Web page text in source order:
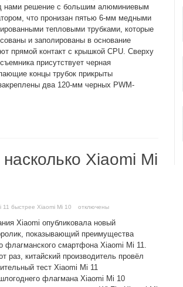
нами решение с большим алюминиевым
что пронизан пятью 6-мм медными
тепловыми трубками, которые
и заполированы в основание
прямой контакт с крышкой CPU. Сверху
присутствует черная
концы трубок прикрыты
два 120-мм черных PWM-
Xiaomi Mi
11 быстрее Xiaomi Mi 10 отключены
Xiaomi опубликовала новый
показывающий преимущества
флагманского смартфона Xiaomi Mi 11.
раз, китайский производитель провёл
тест Xiaomi Mi 11
флагмана Xiaomi Mi 10